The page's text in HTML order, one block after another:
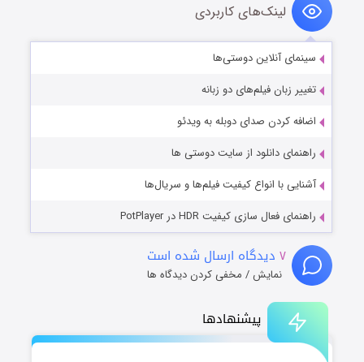
پیشنهادها
لینک‌های کاربردی
سینمای آنلاین دوستی‌ها
تغییر زبان فیلم‌های دو زبانه
اضافه کردن صدای دوبله به ویدئو
راهنمای دانلود از سایت دوستی ها
آشنایی با انواع کیفیت فیلم‌ها و سریال‌ها
راهنمای فعال سازی کیفیت HDR در PotPlayer
۷ دیدگاه ارسال شده است
نمایش / مخفی کردن دیدگاه ها